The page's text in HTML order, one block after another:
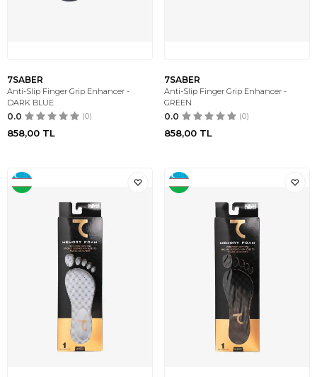
7SABER
Anti-Slip Finger Grip Enhancer -
DARK BLUE
0.0 (0)
858,00 TL
7SABER
Anti-Slip Finger Grip Enhancer -
GREEN
0.0 (0)
858,00 TL